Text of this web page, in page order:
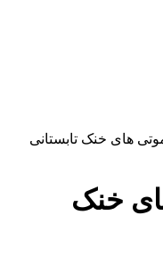
های خنک تابستانی
خنک